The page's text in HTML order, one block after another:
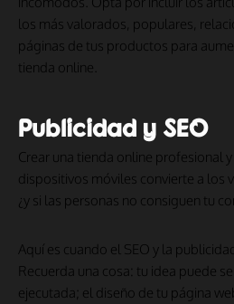
los más valorados, populares,
páginas de tus productos para
tienda online.
Publicidad y SEO
Crear una tienda online profesional
dispositivos móviles convierte a los
¿y si las personas no consiguen tu
Aquí es cuando el SEO y la
Recuerda una cosa: tu idea puede
ejecutada; el diseño de tu página